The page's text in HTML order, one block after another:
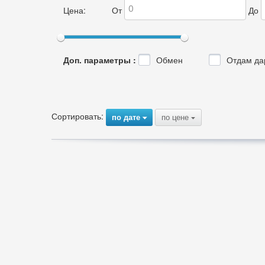
Цена: От До
Доп. параметры : Обмен Отдам
Сортировать: по дате{ по цене {